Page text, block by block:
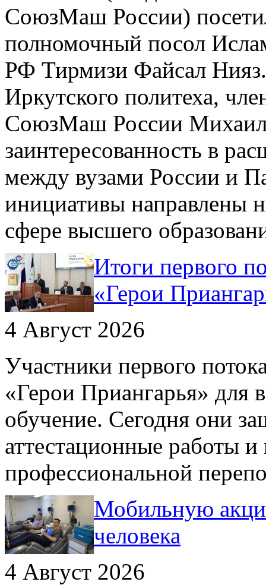
СоюзМаш России)
полномочный посол
РФ Тирмизи Файсал Нияз.
Иркутского политеха,
СоюзМаш России
заинтересованность в
между вузами России и
инициативы направлены
сфере высшего
Итоги первого
«Герои
4 Август 2026
Участники первого
«Герои Приангарья» для
обучение. Сегодня они
аттестационные работы
профессиональной
Мобильную
человека
4 Август 2026